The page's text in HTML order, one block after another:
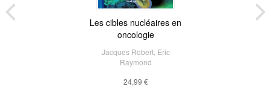
Les cibles nucléaires en
oncologie
Jacques Robert, Eric
Raymond
24,99 €